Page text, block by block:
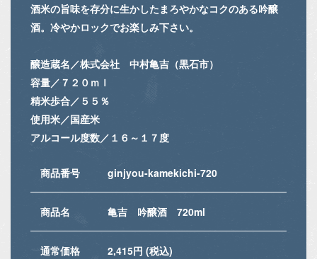
酒米の旨味を存分に生かしたまろやかなコクのある吟醸
酒。冷やかロックでお楽しみ下さい。
醸造蔵名／株式会社 中村亀吉（黒石市）
容量／７２０ｍｌ
精米歩合／５５％
使用米／国産米
アルコール度数／１６～１７度
商品番号 ginjyou-kamekichi-720
商品名 亀吉 吟醸酒 720ml
通常価格 2,415円 (税込)